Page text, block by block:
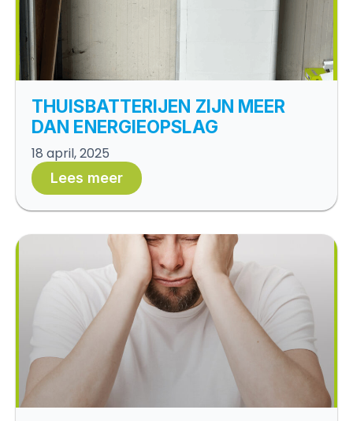
THUISBATTERIJEN ZIJN MEER
DAN ENERGIEOPSLAG
18 april, 2025
Lees meer